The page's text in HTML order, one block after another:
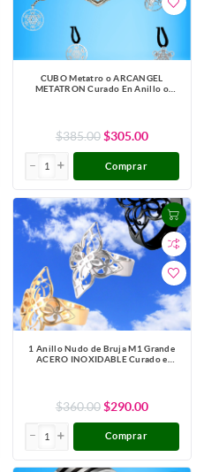
CUBO Metatro o ARCANGEL
METATRON Curado En Anillo o
Lopi
$385.00 $305.00
Comprar
1 Anillo Nudo de Bruja M1 Grande
ACERO INOXIDABLE Curado e
$360.00 $290.00
Comprar